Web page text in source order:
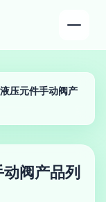
压元件手动阀产
阀产品列